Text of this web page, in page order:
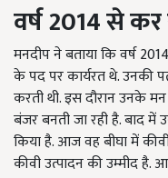
वर्ष 2014 से
मनदीप ने बताया कि वर्ष
के पद पर कार्यरत थे. उनकी
करती थी. इस दौरान उनके
बंजर बनती जा रही है. बाद में
किया है. आज वह बीघा में
कीवी उत्पादन की उम्मीद